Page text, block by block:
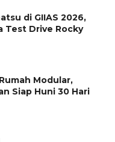
di GIIAS 2026,
Test Drive Rocky
Modular,
Siap Huni 30 Hari